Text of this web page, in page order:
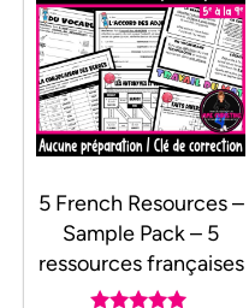
5 French Resources –
Sample Pack – 5
ressources françaises